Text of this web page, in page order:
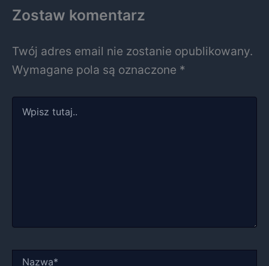
Zostaw komentarz
Twój adres email nie zostanie opublikowany.
Wymagane pola są oznaczone *
tutaj..